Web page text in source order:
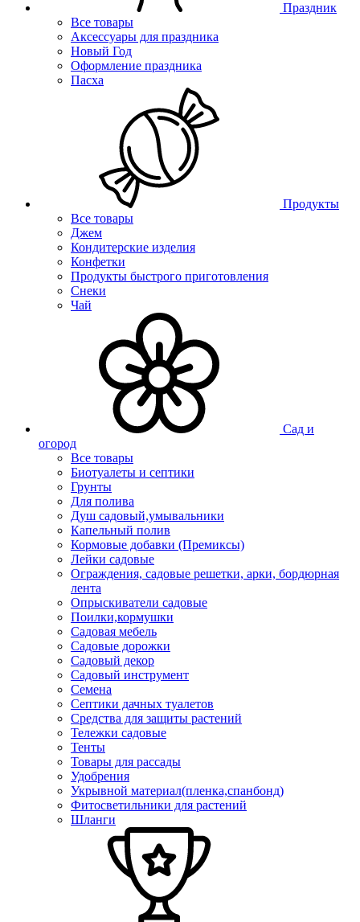
Праздник
Все товары
Аксессуары для праздника
Новый Год
Оформление праздника
Пасха
Продукты
Все товары
Джем
Кондитерские изделия
Конфетки
Продукты быстрого приготовления
Снеки
Чай
Сад и
огород
Все товары
Биотуалеты и септики
Грунты
Для полива
Душ садовый,умывальники
Капельный полив
Кормовые добавки (Премиксы)
Лейки садовые
Ограждения, садовые решетки, арки, бордюрная
лента
Опрыскиватели садовые
Поилки,кормушки
Садовая мебель
Садовые дорожки
Садовый декор
Садовый инструмент
Семена
Септики дачных туалетов
Средства для защиты растений
Тележки садовые
Тенты
Товары для рассады
Удобрения
Укрывной материал(пленка,спанбонд)
Фитосветильники для растений
Шланги